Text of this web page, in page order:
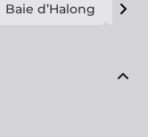
Baie d’Halong E